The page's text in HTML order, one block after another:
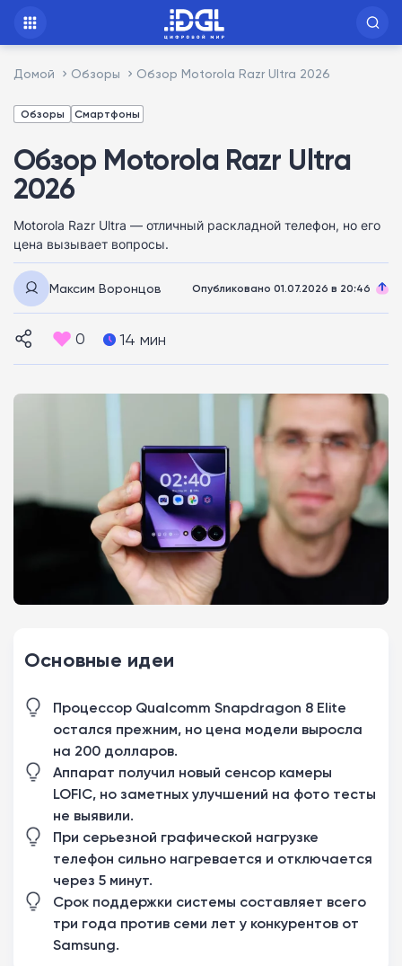
Домой Обзоры Обзор Motorola Razr Ultra 2026
Обзоры Смартфоны
Обзор Motorola Razr Ultra
2026
Motorola Razr Ultra — отличный раскладной телефон, но его
цена вызывает вопросы.
Максим Воронцов Опубликовано 01.07.2026 в 20:46
0 14 мин
Основные идеи
Процессор Qualcomm Snapdragon 8 Elite
остался прежним, но цена модели выросла
на 200 долларов.
Аппарат получил новый сенсор камеры
LOFIC, но заметных улучшений на фото тесты
не выявили.
При серьезной графической нагрузке
телефон сильно нагревается и отключается
через 5 минут.
Срок поддержки системы составляет всего
три года против семи лет у конкурентов от
Samsung.